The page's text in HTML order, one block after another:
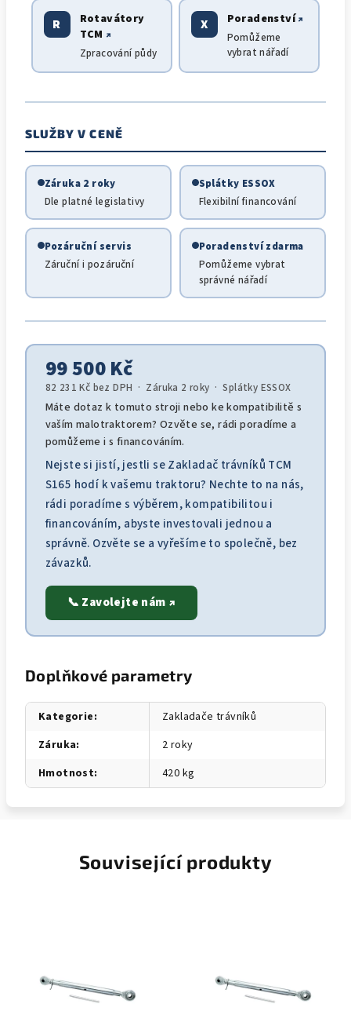
R
Rotavátory
TCM ↗
Zpracování půdy
X Poradenství ↗
Pomůžeme
vybrat nářadí
SLUŽBY V CENĚ
Záruka 2 roky
Dle platné legislativy
Splátky ESSOX
Flexibilní financování
Pozáruční servis
Záruční i pozáruční
Poradenství zdarma
Pomůžeme vybrat
správné nářadí
99 500 Kč
82 231 Kč bez DPH · Záruka 2 roky · Splátky ESSOX
Máte dotaz k tomuto stroji nebo ke kompatibilitě s
vaším malotraktorem? Ozvěte se, rádi poradíme a
pomůžeme i s financováním.
Nejste si jistí, jestli se Zakladač trávníků TCM
S165 hodí k vašemu traktoru? Nechte to na nás,
rádi poradíme s výběrem, kompatibilitou i
financováním, abyste investovali jednou a
správně. Ozvěte se a vyřešíme to společně, bez
závazků.
📞 Zavolejte nám ↗
Doplňkové parametry
Kategorie:
Zakladače trávníků
Záruka:
2 roky
Hmotnost: 420 kg
Související produkty